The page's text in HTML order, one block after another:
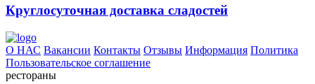
Круглосуточная доставка сладостей
О НАС Вакансии Контакты Отзывы Информация Политика
Пользовательское соглашение
рестораны